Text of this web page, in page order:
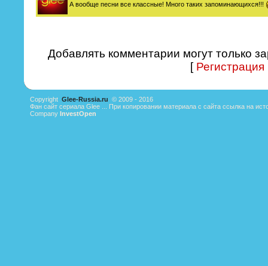
А вообще песни все классные! Много таких запоминающихся!!!
Добавлять комментарии могут только
[ Регистрация
Copyright Glee-Russia.ru © 2009 - 2016
Фан сайт сериала Glee ... При копировании материала с сайта ссылка на
Company InvestOpen